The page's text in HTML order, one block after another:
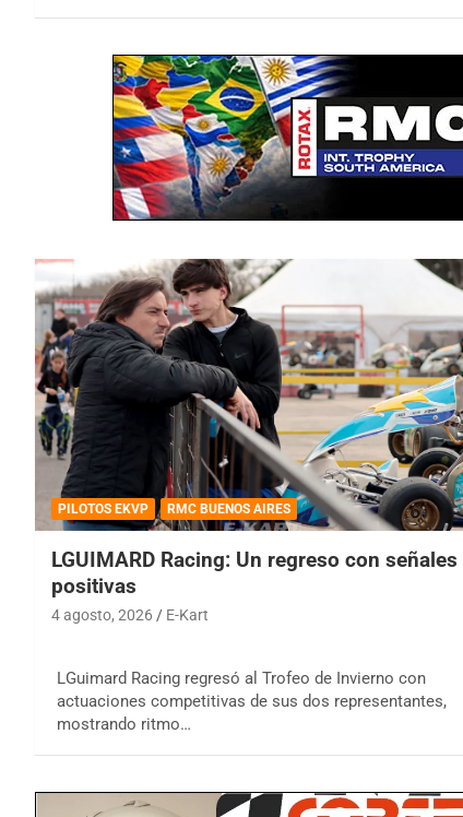
PILOTOS EKVP RMC BUENOS AIRES
LGUIMARD Racing: Un regreso con señales
positivas
4 agosto, 2026 E-Kart
LGuimard Racing regresó al Trofeo de Invierno con
actuaciones competitivas de sus dos representantes,
mostrando ritmo…